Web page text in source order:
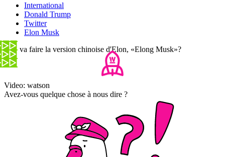
International
Donald Trump
Twitter
Elon Musk
Que va faire la version chinoise d'Elon, «Elong Musk»?
Video: watson
Avez-vous quelque chose à nous dire ?